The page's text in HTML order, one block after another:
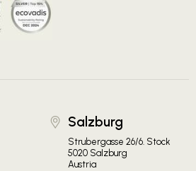
Salzburg
Strubergasse 26/6. Stock
5020 Salzburg
Austria